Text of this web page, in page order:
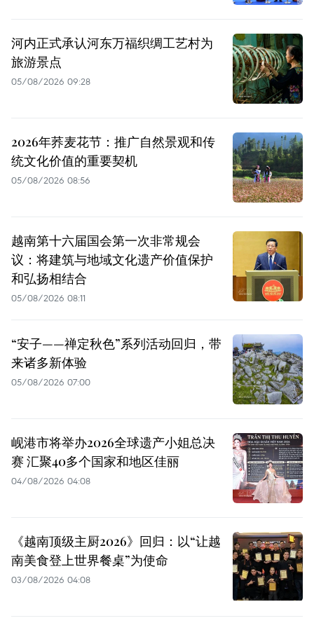
河内正式承认河东万福织绸工艺村为
旅游景点
05/08/2026 09:28
2026年荞麦花节：推广自然景观和传
统文化价值的重要契机
05/08/2026 08:56
越南第十六届国会第一次非常规会
议：将建筑与地域文化遗产价值保护
和弘扬相结合
05/08/2026 08:11
“安子——禅定秋色”系列活动回归，带
来诸多新体验
05/08/2026 07:00
岘港市将举办2026全球遗产小姐总决
赛 汇聚40多个国家和地区佳丽
04/08/2026 04:08
《越南顶级主厨2026》回归：以“让越
南美食登上世界餐桌”为使命
03/08/2026 04:08